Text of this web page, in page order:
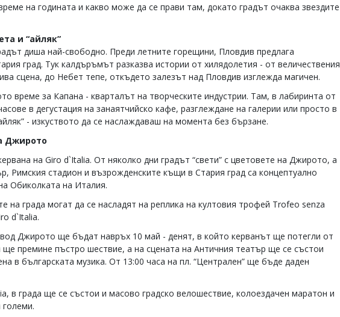
на годината и какво може да се прави там, докато градът очаква звездите
и “айляк”
диша най-свободно. Преди летните горещини, Пловдив предлага
град. Тук калдъръмът разказва истории от хилядолетия - от величествения
сцена, до Небет тепе, откъдето залезът над Пловдив изглежда магичен.
време за Капана - кварталът на творческите индустрии. Там, в лабиринта от
в дегустация на занаятчийско кафе, разглеждане на галерии или просто в
- изкуството да се наслаждаваш на момента без бързане.
Джирото
на Giro d`Italia. От няколко дни градът “свети” с цветовете на Джирото, а
Римския стадион и възрожденските къщи в Стария град са концептуално
Обиколката на Италия.
на града могат да се насладят на реплика на култовия трофей Trofeo senza
d`Italia.
Джирото ще бъдат навръх 10 май - денят, в който керванът ще потегли от
премине пъстро шествие, а на сцената на Античния театър ще се състои
в българската музика. От 13:00 часа на пл. “Централен” ще бъде даден
в града ще се състои и масово градско велошествие, колоездачен маратон и